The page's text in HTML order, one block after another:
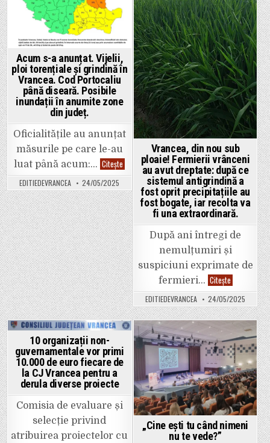
Acum s-a anunțat. Vijelii,
ploi torențiale și grindină în
Vrancea. Cod Portocaliu
până diseară. Posibile
inundații în anumite zone
din județ.
Oficialitățile au anunțat
măsurile pe care le-au
luat până acum:… Citește
s-
a
anunțat.
Vijelii,
ploi
torențiale
și
grindină
în
Vrancea.
Cod
Portocaliu
până
diseară.
Posibile
inundații
în
anumite
zone
din
județ.
EDITIEDEVRANCEA 24/05/2025
Vrancea, din nou sub
ploaie! Fermierii vrânceni
au avut dreptate: după ce
sistemul antigrindină a
fost oprit precipitațiile au
fost bogate, iar recolta va
fi una extraordinară.
După ani întregi de
nemulțumiri și
suspiciuni exprimate de
fermieri… CiteșteVrancea,
din
nou
sub
ploaie!
Fermierii
vrânceni
au
avut
dreptate:
după
ce
sistemul
antigrindină
a
fost
oprit
precipitațiile
au
fost
EDITIEDEVRANCEA 24/05/2025
Posted
in
10 organizații non-
guvernamentale vor primi
10.000 de euro fiecare de
la CJ Vrancea pentru a
derula diverse proiecte
Comisia de evaluare și
selecție privind
atribuirea proiectelor cu
Posted
in
„Cine ești tu când nimeni
nu te vede?”